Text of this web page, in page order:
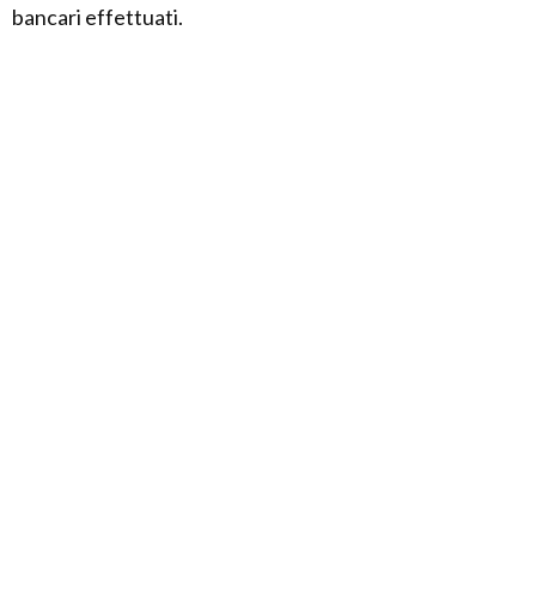
bancari effettuati.